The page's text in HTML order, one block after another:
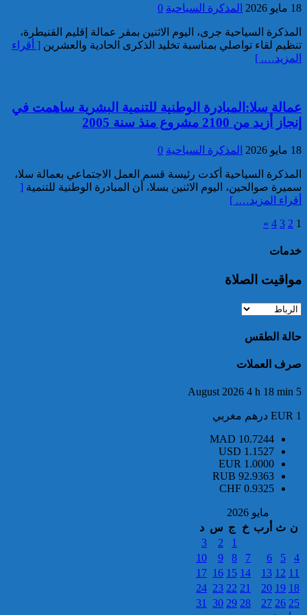
3.5 أطنان من مخدر الشيرا بمعبر
الكركارات
إجهاض عملية للتهريب الدولي
مخدر الشيرا
العثور على جثة شخص يرجح أن
تعود للسائح البلجيكي الذي اختفى
المنصرم بأكادير
ميناء طنجة المتوسط.. حجز أزيد
من 19 ألف قرص طبي مخدر
توقيف مواطن فرنسي من أصول
18 مايو 2026 المذكرة السياحية 0
المذكرة السياحية جرى، اليوم الاثنين بمقر عمالة إقليم القنيطرة،
تنظيم لقاء تواصلي بمناسبة تخليد الذكرى الحادية والعشرين [ أقراء
المزيد…. ]
عمالة سلا:المبادرة الوطنية للتنمية البشرية ساهمت في
إنجاز أزيد من 2100 مشروع منذ سنة 2005
18 مايو 2026 المذكرة السياحية 0
المذكرة السياحية أكدت رئيسة قسم العمل الاجتماعي بعمالة سلا،
سميرة صوالحين، اليوم الاثنين بسلا، أن المبادرة الوطنية للتنمية [
أقراء المزيد…. ]
1
2
3
4
»
خدمات
مواقيت الصلاة
حالة الطقس
صرف العملات
5 August 2026 4 h 18 min
EUR 1 درهم مغربي
MAD 10.7244
USD 1.1527
EUR 1.0000
RUB 92.9363
CHF 0.9325
مايو 2026
ن ث أرب خ ج س د
1
2
3
4
5
6
7
8
9
10
11
12
13
14
15
16
17
18
19
20
21
22
23
24
25
26
27
28
29
30
31